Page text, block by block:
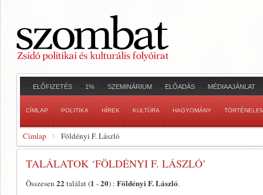
ELŐFIZETÉS 1% SZEMINÁRIUM ELŐADÁS MÉDIAAJÁNLAT
CÍMLAP POLITIKA HÍREK KULTÚRA HAGYOMÁNY
Címlap Földényi F. László
TALÁLATOK ‘FÖLDÉNYI F. LÁSZLÓ’
Összesen 22 találat (1 -20) : Földényi F. László.